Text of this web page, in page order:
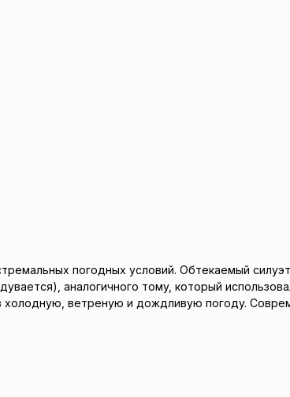
погодных условий. Обтекаемый
аналогичного тому, который
ветреную и дождливую погоду.